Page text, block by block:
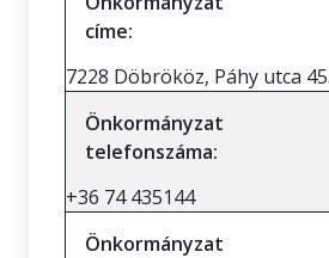
címe:
7228 Döbrököz, Páhy utca 45.
Önkormányzat
telefonszáma:
+36 74 435144
Önkormányzat